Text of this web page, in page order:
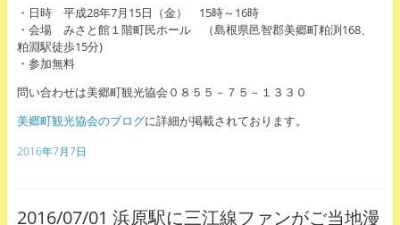
・日時 平成28年7月15日（金） 15時～16時
・会場 みさと館１階町民ホール （島根県邑智郡美郷町粕渕168、
粕淵駅徒歩15分)
・参加無料
問い合わせは美郷町観光協会０８５５－７５－１３３０
美郷町観光協会のブログに詳細が掲載されております。
2016年7月7日
2016/07/01 浜原駅に三江線ファンがご当地漫